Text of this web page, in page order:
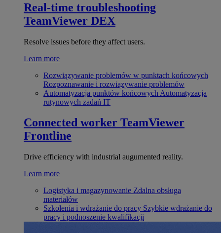
Real-time troubleshooting
TeamViewer DEX
Resolve issues before they affect users.
Learn more
Rozwiązywanie problemów w punktach końcowych
Rozpoznawanie i rozwiązywanie problemów
Automatyzacja punktów końcowych Automatyzacja
rutynowych zadań IT
Connected worker TeamViewer
Frontline
Drive efficiency with industrial augumented reality.
Learn more
Logistyka i magazynowanie Zdalna obsługa
materiałów
Szkolenia i wdrażanie do pracy Szybkie wdrażanie do
pracy i podnoszenie kwalifikacji